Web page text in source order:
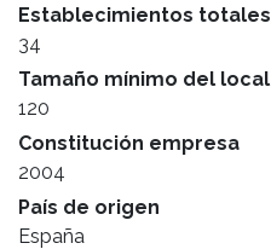
Establecimientos totales
34
Tamaño mínimo del local
120
Constitución empresa
2004
País de origen
España